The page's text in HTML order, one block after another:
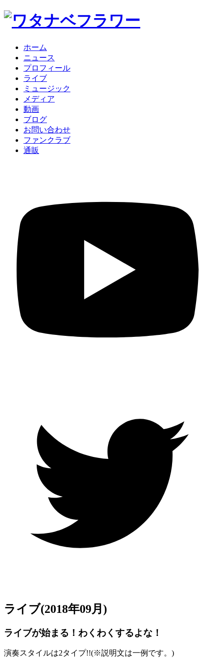
ホーム
ニュース
プロフィール
ライブ
ミュージック
メディア
動画
ブログ
お問い合わせ
ファンクラブ
通販
ライブ(2018年09月)
ライブが始まる！わくわくするよな！
演奏スタイルは2タイプ!!(※説明文は一例です。)